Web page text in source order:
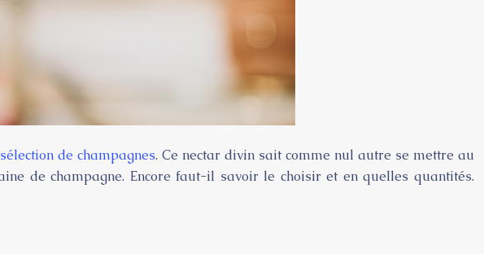
de champagnes. Ce nectar divin sait comme nul autre se mettre au
de champagne. Encore faut-il savoir le choisir et en quelles quantités.